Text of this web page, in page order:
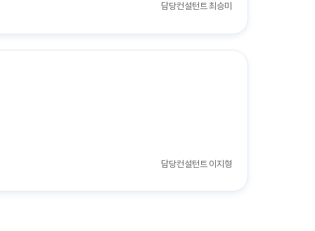
담당컨설턴트최승미
담당컨설턴트 이지형